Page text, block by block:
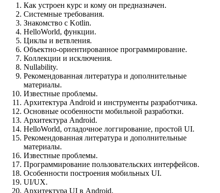
Как устроен курс и кому он предназначен.
Системные требования.
Знакомство с Kotlin.
HelloWorld, функции.
Циклы и ветвления.
Объектно-ориентированное программирование.
Коллекции и исключения.
Nullability.
Рекомендованная литература и дополнительные
материалы.
Известные проблемы.
Архитектура Android и инструменты разработчика.
Основные особенности мобильной разработки.
Архитектура Android.
HelloWorld, отладочное логгирование, простой UI.
Рекомендованная литература и дополнительные
материалы.
Известные проблемы.
Программирование пользовательских интерфейсов.
Особенности построения мобильных UI.
UI/UX.
Архитектура UI в Android.